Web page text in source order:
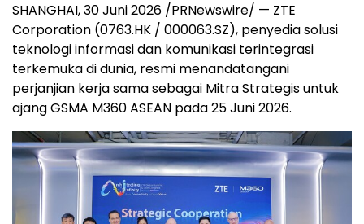
SHANGHAI, 30 Juni 2026 /PRNewswire/ — ZTE
Corporation (0763.HK / 000063.SZ), penyedia solusi
teknologi informasi dan komunikasi terintegrasi
terkemuka di dunia, resmi menandatangani
perjanjian kerja sama sebagai Mitra Strategis untuk
ajang GSMA M360 ASEAN pada 25 Juni 2026.